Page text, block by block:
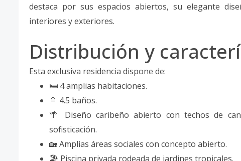
destaca por sus espacios abiertos, su elegante
interiores y exteriores.
Distribución y
Esta exclusiva residencia dispone de:
🛏️ 4 amplias habitaciones.
🚿 4.5 baños.
🌴 Diseño caribeño abierto con techos de
sofisticación.
🏡 Amplias áreas sociales con concepto abierto.
🏖️ Piscina privada rodeada de jardines tropicales.